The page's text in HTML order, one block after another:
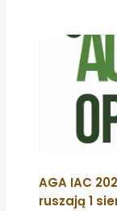
AGA IAC
ruszają 1